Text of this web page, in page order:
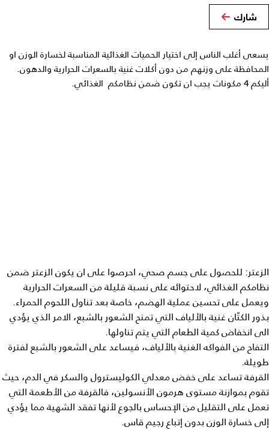
شارك
يسعى أغلب الناس إلى اختيار الحميات الغذائية المناسبة لخسارة الوزن او
المحافظة على وزنهم من دون أكلات غنية بالسعرات الحرارية والدهون.
أليكم 4 مكونات يجب ان تكون ضمن نظامكم الغذائي.
الزعتر: للحصول على جسم صحي، احرصوا على ان يكون الزعتر ضمن
نظامكم الغذائي، لاحتوائه على نسبة قليلة من السعرات الحرارية
ويعمل على تحسين عملية الهضم، خاصة بعد تناول اللحوم الحمراء.
بذور الكتّان غنية بالألياف التي تمنح الشعور بالشبع، الامر الذي يؤدي
الى انخفاض كمية الطعام التي يتم تناولها.
التفاح من الفواكه الغنية بالألياف، فيساعد على الشعور بالشبع لفترة
طويلة.
القرفة تساعد على خفض معدلي الكوليسترول والسكر في الدم، حيث
تقوم بموازنة مستوى هرمون الأنسولين، فالقرفة من الأطعمة التي
تعمل على التقليل من الإحساس بالجوع لأنها تفقد الشهية مما يؤدي
إلى خسارة الوزن بدون إتباع رجيم قاس.